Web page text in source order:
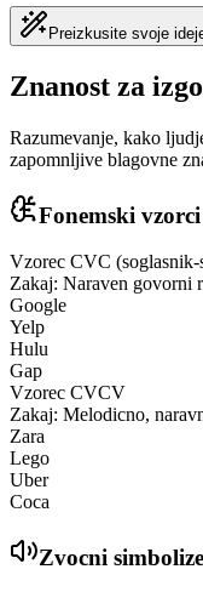
Preizkusite svoje
Znanost za
Razumevanje, kako
zapomnljive blagovne
Fonemski vzorci
Vzorec CVC (soglasnik-
Zakaj: Naraven govorni
Google
Yelp
Hulu
Gap
Vzorec CVCV
Zakaj: Melodicno,
Zara
Lego
Uber
Coca
Zvocni